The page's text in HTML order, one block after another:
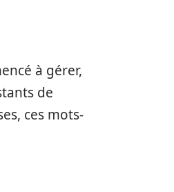
à gérer,
de
ces mots-